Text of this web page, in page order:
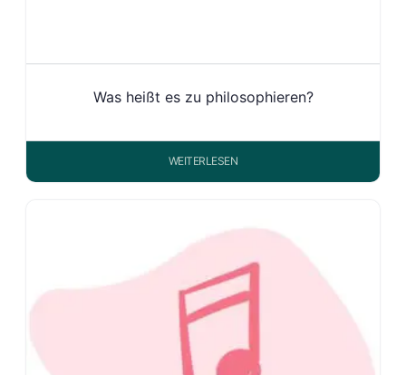
Was heißt es zu philosophieren?
WEITERLESEN